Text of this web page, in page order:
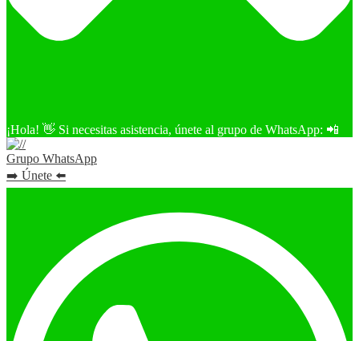
¡Hola! 👋 Si necesitas asistencia, únete al grupo de WhatsApp: 📲
Grupo WhatsApp
➡️ Únete ⬅️